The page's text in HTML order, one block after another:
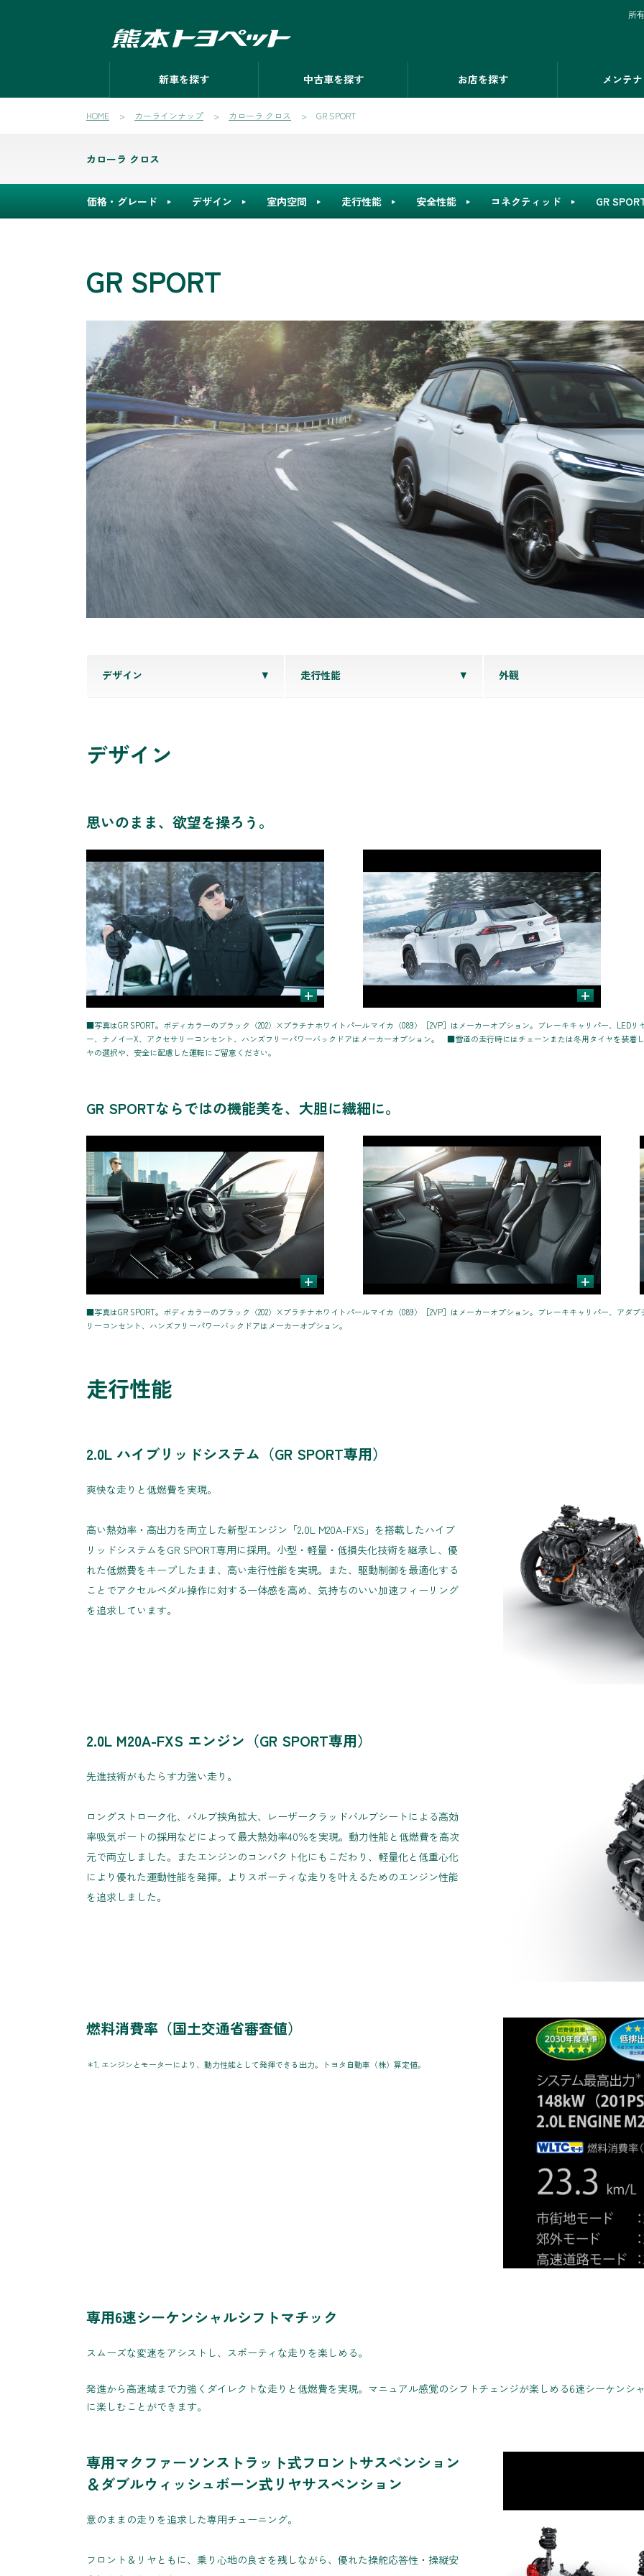
新車を探す 中古車を探す お店を探す メンテ
所
HOME カーラインナップ カローラ クロス GR SPORT
カローラ クロス
価格・グレード デザイン 室内空間 走行性能 安全性能 コネクティッド GR
GR SPORT
デザイン 走行性能 外観
デザイン
思いのまま、欲望を操ろう。
+ +
■写真はGR SPORT。ボディカラーのブラック〈202〉×プラチナホワイトパールマイカ〈089〉［2VP］はメーカーオプション。ブレーキキャリパー、LED
ー、ナノイーX、アクセサリーコンセント、ハンズフリーパワーバックドアはメーカーオプション。 ■雪道の走行時にはチェーンまたは冬用タイヤを装着
ヤの選択や、安全に配慮した運転にご留意ください。
GR SPORTならではの機能美を、大胆に繊細に。
+ +
■写真はGR SPORT。ボディカラーのブラック〈202〉×プラチナホワイトパールマイカ〈089〉［2VP］はメーカーオプション。ブレーキキャリパー、アダ
リーコンセント、ハンズフリーパワーバックドアはメーカーオプション。
走行性能
2.0L ハイブリッドシステム（GR SPORT専用）
爽快な走りと低燃費を実現。
高い熱効率・高出力を両立した新型エンジン「2.0L M20A-FXS」を搭載したハイブ
リッドシステムをGR SPORT専用に採用。小型・軽量・低損失化技術を継承し、優
れた低燃費をキープしたまま、高い走行性能を実現。また、駆動制御を最適化する
ことでアクセルペダル操作に対する一体感を高め、気持ちのいい加速フィーリング
を追求しています。
2.0L M20A-FXS エンジン（GR SPORT専用）
先進技術がもたらす力強い走り。
ロングストローク化、バルブ挟角拡大、レーザークラッドバルブシートによる高効
率吸気ポートの採用などによって最大熱効率40％を実現。動力性能と低燃費を高次
元で両立しました。またエンジンのコンパクト化にもこだわり、軽量化と低重心化
により優れた運動性能を発揮。よりスポーティな走りを叶えるためのエンジン性能
を追求しました。
燃料消費率（国土交通省審査値）
＊1. エンジンとモーターにより、動力性能として発揮できる出力。トヨタ自動車（株）算定値。
専用6速シーケンシャルシフトマチック
スムーズな変速をアシストし、スポーティな走りを楽しめる。
発進から高速域まで力強くダイレクトな走りと低燃費を実現。マニュアル感覚のシフトチェンジが楽しめる6速シーケンシ
に楽しむことができます。
専用マクファーソンストラット式フロントサスペンション
＆ダブルウィッシュボーン式リヤサスペンション
意のままの走りを追求した専用チューニング。
フロント＆リヤともに、乗り心地の良さを残しながら、優れた操舵応答性・操縦安